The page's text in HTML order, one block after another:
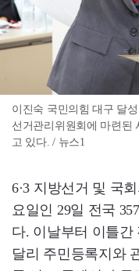
이진숙 국민의힘 대구 달
선거관리위원회에 마련된
고 있다. / 뉴스1
6·3 지방선거 및 국
요일인 29일 전국
다. 이날부터 이틀
달리 주민등록지와